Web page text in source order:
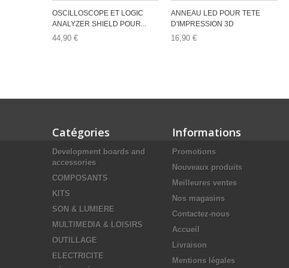
OSCILLOSCOPE ET LOGIC
ANALYZER SHIELD POUR...
44,90 €
ANNEAU LED POUR TETE
D'IMPRESSION 3D
16,90 €
Catégories
Development boards and
accessories
COMPOSANTS
KITS
SON & LUMIERE
MULTIMEDIA & LOISIRS
OUTILLAGE
ELECTRICITE
Informations
Promotions
Nouveaux produits
Meilleures ventes
Nos magasins
Contactez-nous
Accueil
Livraison
Mentions légales